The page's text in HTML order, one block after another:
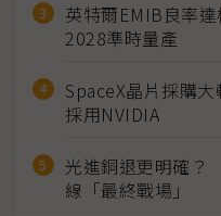
英特爾EMIB良率
2028準時量產
SpaceX晶片採購
採用NVIDIA
光進銅退更明確？
線「最終戰場」